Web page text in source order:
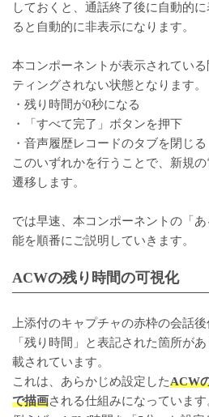
しておくと、通話終了後に自動的
ると自動的に非表示になります。
本コンポーネントが表示されてい
ティングされない状態となります。
・残り時間が0秒になる
・「すべて完了」ボタンを押下
・音声履歴レコードのタブを閉じる
このいずれかを行うことで、新規
遷移します。
では早速、本コンポーネントの「
能を順番にご説明していきます。
ACWの残り時間の可視化
上添付のキャプチャの赤枠の会話
「残り時間」と表記された箇所が
載されています。
これは、あらかじめ設定したACW
で描画される仕組みになっています